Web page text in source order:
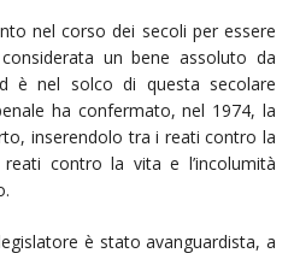
nel corso dei secoli per essere
un bene assoluto da
è nel solco di questa secolare
ha confermato, nel 1974, la
inserendolo tra i reati contro la
contro la vita e l’incolumità
è stato avanguardista, a